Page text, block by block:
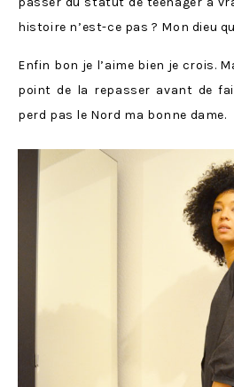
histoire n’est-ce pas ? Mon dieu
Enfin bon je l’aime bien je crois.
point de la repasser avant de
perd pas le Nord ma bonne dame.